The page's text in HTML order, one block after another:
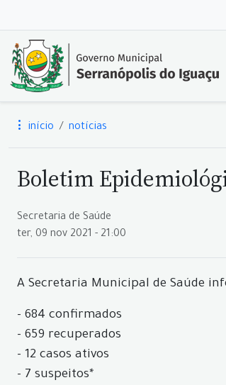
início notícias
Boletim
Secretaria de Saúde
ter, 09 nov 2021 - 21:00
A Secretaria Municipal de Saúde
- 684 confirmados
- 659 recuperados
- 12 casos ativos
- 7 suspeitos*